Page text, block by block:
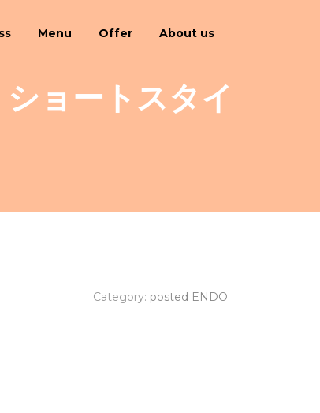
Menu Offer About us
ョートスタイ
Category: posted ENDO